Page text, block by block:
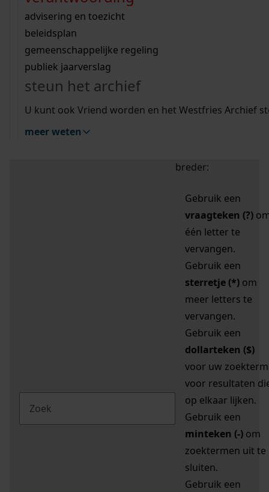
bouwvergunningen
omgevingsvergunningen
vergunningen
beeld en geluid
uitleg nodig?
Wij helpen u op weg met een aantal zoektips.
bekijk alle zoektips
Wij helpen u op weg met een aantal zoektips.
bekijk alle zoektips
bekijk ons geschiedenislokaal
advisering en toezicht
beleidsplan
gemeenschappelijke regeling
publiek jaarverslag
steun het archief
U kunt ook Vriend worden en het Westfries Archief
meer weten
zoektips
Mijn Studiezaal (inloggen)
uw zoekopdracht te
breder:
Gebruik een
vraagteken (?)
één letter te
vervangen.
Gebruik een
sterretje (*) om
meer letters te
vervangen.
Gebruik een
dollarteken ($)
voor uw zoekterm
voor resultaten
op elkaar lijken.
Gebruik een
minteken (-) om
zoektermen uit te
sluiten.
Gebruik een